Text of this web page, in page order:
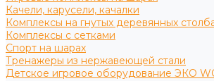
Качели, карусели, качалки
Комплексы на гнутых деревянных
Комплексы с сетками
Спорт на шарах
Тренажеры из нержавеющей стали
Детское игровое оборудование ЭКО